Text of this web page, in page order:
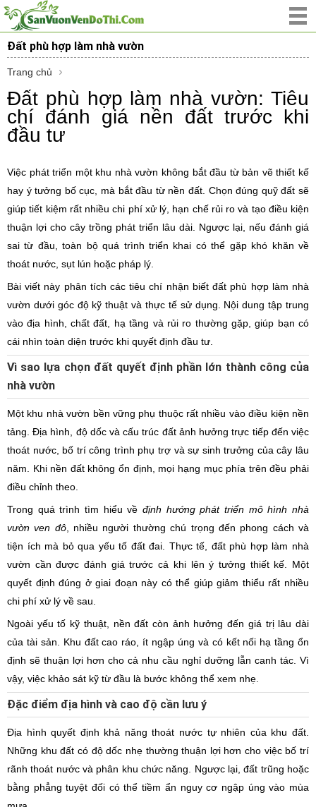
Đất phù hợp làm nhà vườn
Trang chủ
Đất phù hợp làm nhà vườn: Tiêu
chí đánh giá nền đất trước khi
đầu tư
Việc phát triển một khu nhà vườn không bắt đầu từ bản vẽ thiết kế
hay ý tưởng bố cục, mà bắt đầu từ nền đất. Chọn đúng quỹ đất sẽ
giúp tiết kiệm rất nhiều chi phí xử lý, hạn chế rủi ro và tạo điều kiện
thuận lợi cho cây trồng phát triển lâu dài. Ngược lại, nếu đánh giá
sai từ đầu, toàn bộ quá trình triển khai có thể gặp khó khăn về
thoát nước, sụt lún hoặc pháp lý.
Bài viết này phân tích các tiêu chí nhận biết đất phù hợp làm nhà
vườn dưới góc độ kỹ thuật và thực tế sử dụng. Nội dung tập trung
vào địa hình, chất đất, hạ tầng và rủi ro thường gặp, giúp bạn có
cái nhìn toàn diện trước khi quyết định đầu tư.
Vì sao lựa chọn đất quyết định phần lớn thành công của
nhà vườn
Một khu nhà vườn bền vững phụ thuộc rất nhiều vào điều kiện nền
tảng. Địa hình, độ dốc và cấu trúc đất ảnh hưởng trực tiếp đến việc
thoát nước, bố trí công trình phụ trợ và sự sinh trưởng của cây lâu
năm. Khi nền đất không ổn định, mọi hạng mục phía trên đều phải
điều chỉnh theo.
Trong quá trình tìm hiểu về định hướng phát triển mô hình nhà
vườn ven đô, nhiều người thường chú trọng đến phong cách và
tiện ích mà bỏ qua yếu tố đất đai. Thực tế, đất phù hợp làm nhà
vườn cần được đánh giá trước cả khi lên ý tưởng thiết kế. Một
quyết định đúng ở giai đoạn này có thể giúp giảm thiểu rất nhiều
chi phí xử lý về sau.
Ngoài yếu tố kỹ thuật, nền đất còn ảnh hưởng đến giá trị lâu dài
của tài sản. Khu đất cao ráo, ít ngập úng và có kết nối hạ tầng ổn
định sẽ thuận lợi hơn cho cả nhu cầu nghỉ dưỡng lẫn canh tác. Vì
vậy, việc khảo sát kỹ từ đầu là bước không thể xem nhẹ.
Đặc điểm địa hình và cao độ cần lưu ý
Địa hình quyết định khả năng thoát nước tự nhiên của khu đất.
Những khu đất có độ dốc nhẹ thường thuận lợi hơn cho việc bố trí
rãnh thoát nước và phân khu chức năng. Ngược lại, đất trũng hoặc
bằng phẳng tuyệt đối có thể tiềm ẩn nguy cơ ngập úng vào mùa